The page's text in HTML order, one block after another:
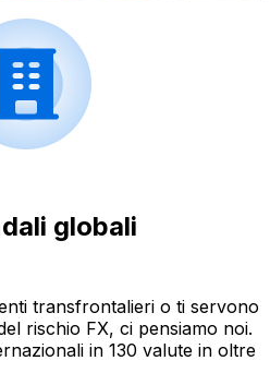
globali
transfrontalieri o ti servono
rischio FX, ci pensiamo noi.
in 130 valute in oltre